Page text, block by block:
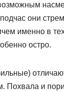
они
именно в
остро.
Похвала и